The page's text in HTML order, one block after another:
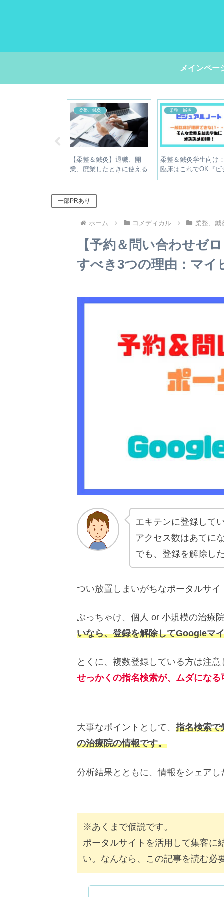
メインペー
柔整、鍼灸
【柔整＆鍼灸】開業しても
食えない？ボクが廃業した
理由を公開【解決策は？】
お金の話
【時給4,000円？】15分
1,000円稼いだ手順を紹
【セミナーの交通費に】
一部PRあり
ホーム コメディカル 柔整、鍼
【予約＆問い合わせゼ
すべき3つの理由：マ
エキテンに登録して
アクセス数はあてに
でも、登録を解除し
つい放置しまいがちなポータルサイ
ぶっちゃけ、個人 or 小規模の治療
いなら、登録を解除してGoogleマ
とくに、複数登録している方は注
せっかくの指名検索が、ムダにな
大事なポイントとして、 指名検索で
の治療院の情報です。
分析結果とともに、情報をシェア
※あくまで仮説です。
ポータルサイトを活用して集客に
い。なんなら、この記事を読む必